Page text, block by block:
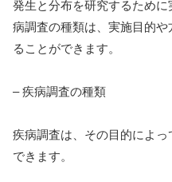
発生と分布を研究するため
病調査の種類は、実施目的
ることができます。
– 疾病調査の種類
疾病調査は、その目的によ
できます。